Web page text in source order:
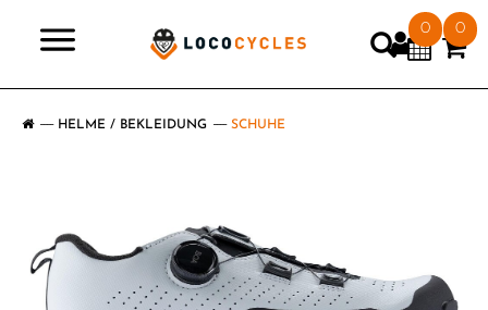
0 0
HELME / BEKLEIDUNG SCHUHE